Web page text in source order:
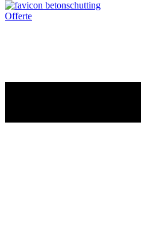
Offerte